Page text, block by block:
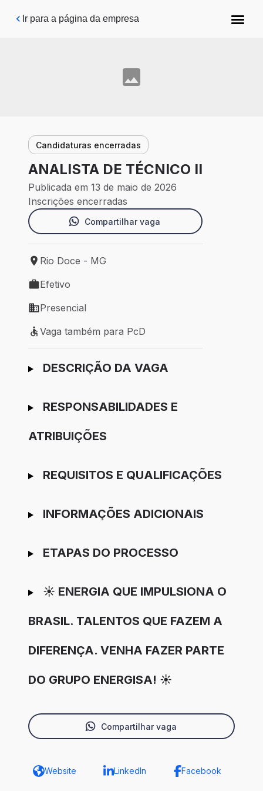
Pular para o conteúdo principal
Ir para a página da empresa
Candidaturas encerradas
ANALISTA DE TÉCNICO II
Publicada em 13 de maio de 2026
Inscrições encerradas
Compartilhar vaga
Local de trabalho: Rio Doce - MG
Rio Doce - MG
Tipo de vaga: Efetivo
Efetivo
Modelo de trabalho: Presencial
Presencial
Vaga também para PcD
Vaga também para PcD
Ir para candidatura
DESCRIÇÃO DA VAGA
RESPONSABILIDADES E
ATRIBUIÇÕES
REQUISITOS E QUALIFICAÇÕES
INFORMAÇÕES ADICIONAIS
ETAPAS DO PROCESSO
☀️ ENERGIA QUE IMPULSIONA O
BRASIL. TALENTOS QUE FAZEM A
DIFERENÇA. VENHA FAZER PARTE
DO GRUPO ENERGISA! ☀️
Compartilhar vaga
Website LinkedIn Facebook